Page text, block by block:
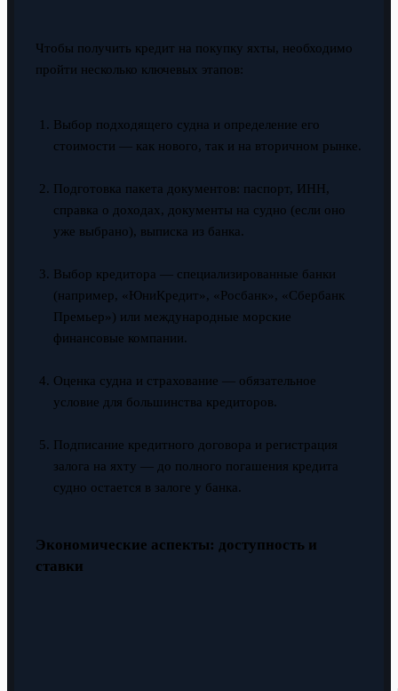
Чтобы получить кредит на покупку яхты, необходимо
пройти несколько ключевых этапов:
Выбор подходящего судна и определение его
стоимости — как нового, так и на вторичном рынке.
Подготовка пакета документов: паспорт, ИНН,
справка о доходах, документы на судно (если оно
уже выбрано), выписка из банка.
Выбор кредитора — специализированные банки
(например, «ЮниКредит», «Росбанк», «Сбербанк
Премьер») или международные морские
финансовые компании.
Оценка судна и страхование — обязательное
условие для большинства кредиторов.
Подписание кредитного договора и регистрация
залога на яхту — до полного погашения кредита
судно остается в залоге у банка.
Экономические аспекты: доступность и
ставки